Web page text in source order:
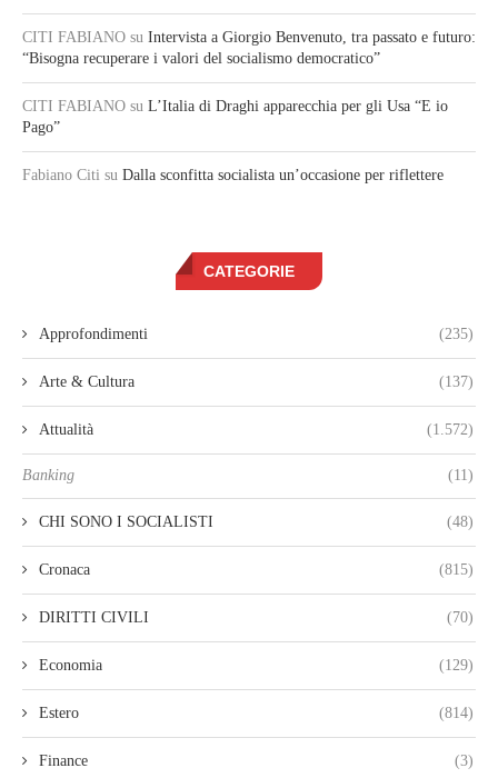
CITI FABIANO su Intervista a Giorgio Benvenuto, tra passato e futuro:
“Bisogna recuperare i valori del socialismo democratico”
CITI FABIANO su L’Italia di Draghi apparecchia per gli Usa “E io
Pago”
Fabiano Citi su Dalla sconfitta socialista un’occasione per riflettere
CATEGORIE
Approfondimenti (235)
Arte & Cultura (137)
Attualità (1.572)
Banking (11)
CHI SONO I SOCIALISTI (48)
Cronaca (815)
DIRITTI CIVILI (70)
Economia (129)
Estero (814)
Finance (3)